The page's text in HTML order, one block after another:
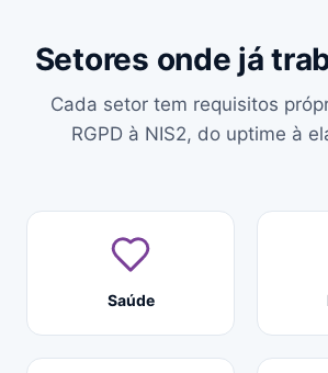
Setores onde já
Cada setor tem requisitos
RGPD à NIS2, do uptime à
Saúde